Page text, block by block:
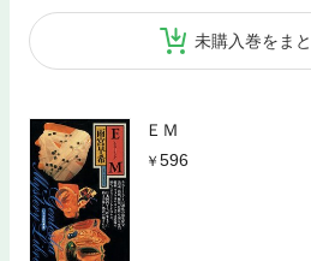
未購入巻をま
ＥＭ
596